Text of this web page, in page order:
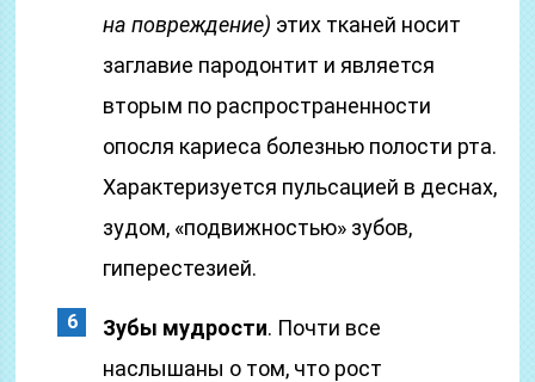
на повреждение) этих тканей носит
заглавие пародонтит и является
вторым по распространенности
опосля кариеса болезнью полости рта.
Характеризуется пульсацией в деснах,
зудом, «подвижностью» зубов,
гиперестезией.
Зубы мудрости. Почти все
наслышаны о том, что рост